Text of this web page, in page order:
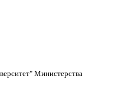
Министерства